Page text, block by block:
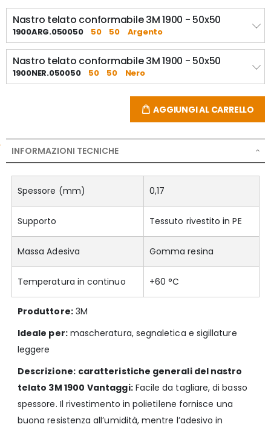
Nastro telato conformabile 3M 1900 - 50x50
1900ARG.050050 50 50 Argento
Nastro telato conformabile 3M 1900 - 50x50
1900NER.050050 50 50 Nero
AGGIUNGI AL CARRELLO
INFORMAZIONI TECNICHE
Spessore (mm) 0,17
Supporto Tessuto rivestito in PE
Massa Adesiva Gomma resina
Temperatura in continuo +60 °C
Produttore:3M
Ideale per:mascheratura, segnaletica e sigillature
leggere
Descrizione: caratteristiche generali del nastro
telato 3M 1900 Vantaggi:Facile da tagliare, di basso
spessore. Il rivestimento in polietilene fornisce una
buona resistenza all’umidità, mentre l’adesivo in